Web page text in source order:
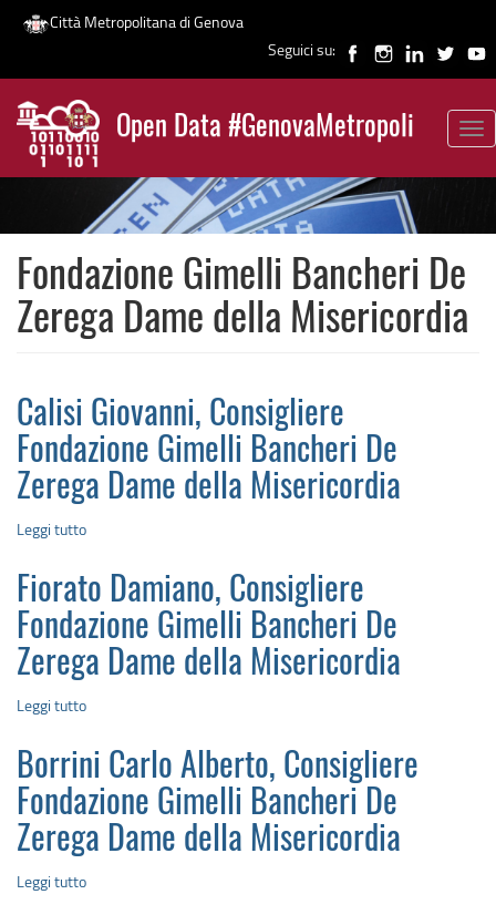
Salta
contenuto
principale
Città Metropolitana di Genova
Seguici su:
Open Data #GenovaMetropoli
News
Fondazione Gimelli Bancheri De
Zerega Dame della Misericordia
Calisi Giovanni, Consigliere
Fondazione Gimelli Bancheri De
Zerega Dame della Misericordia
Leggi tutto
Giovanni,
Consigliere
Fondazione
Gimelli
Bancheri
della
Misericordia
Fiorato Damiano, Consigliere
Fondazione Gimelli Bancheri De
Zerega Dame della Misericordia
Leggi tutto
Damiano,
Consigliere
Fondazione
Gimelli
Bancheri
Borrini Carlo Alberto, Consigliere
Fondazione Gimelli Bancheri De
Zerega Dame della Misericordia
Leggi tutto